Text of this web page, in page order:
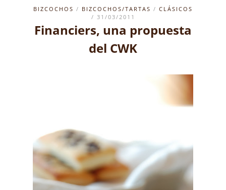
BIZCOCHOS / BIZCOCHOS/TARTAS / CLÁSICOS
/ 31/03/2011
Financiers, una propuesta
del CWK